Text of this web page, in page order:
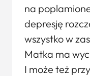
na
depresję
wszystko w
Matka ma
I może też